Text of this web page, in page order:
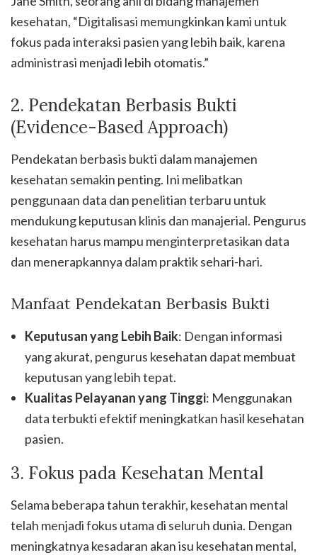
kesehatan, “Digitalisasi memungkinkan kami untuk
fokus pada interaksi pasien yang lebih baik, karena
administrasi menjadi lebih otomatis.”
2. Pendekatan Berbasis Bukti
(Evidence-Based Approach)
Pendekatan berbasis bukti dalam manajemen
kesehatan semakin penting. Ini melibatkan
penggunaan data dan penelitian terbaru untuk
mendukung keputusan klinis dan manajerial. Pengurus
kesehatan harus mampu menginterpretasikan data
dan menerapkannya dalam praktik sehari-hari.
Manfaat Pendekatan Berbasis Bukti
Keputusan yang Lebih Baik: Dengan informasi
yang akurat, pengurus kesehatan dapat membuat
keputusan yang lebih tepat.
Kualitas Pelayanan yang Tinggi: Menggunakan
data terbukti efektif meningkatkan hasil kesehatan
pasien.
3. Fokus pada Kesehatan Mental
Selama beberapa tahun terakhir, kesehatan mental
telah menjadi fokus utama di seluruh dunia. Dengan
meningkatnya kesadaran akan isu kesehatan mental,